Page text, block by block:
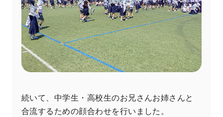
続いて、中学生・高校生のお兄さんお姉さんと
合流するための顔合わせを行いました。